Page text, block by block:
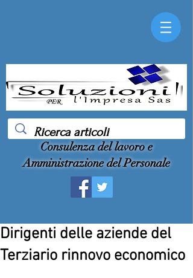
Consulenza del lavoro e
Amministrazione del Personale
Dirigenti delle aziende del
Terziario rinnovo economico